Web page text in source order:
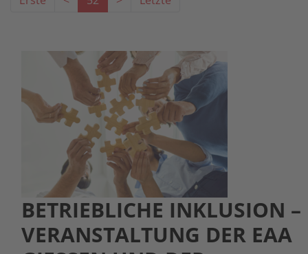
BETRIEBLICHE INKLUSION –
VERANSTALTUNG DER EAA